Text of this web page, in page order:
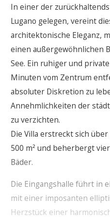
In einer der
Lugano gelegen, vereint
architektonische Eleganz,
einen außergewöhnlichen
See. Ein ruhiger und
Minuten vom Zentrum
absoluter Diskretion zu
Annehmlichkeiten der
zu verzichten.
Die Villa erstreckt sich
500 m² und beherbergt
Bäder.
Die Eingangshalle führt in
mit einer imposanten
Herzstück einer